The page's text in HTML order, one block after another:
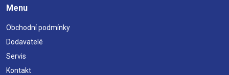
Menu
Obchodní podmínky
Dodavatelé
Servis
Kontakt